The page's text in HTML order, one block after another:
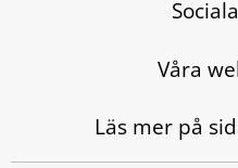
Våra
Läs mer på